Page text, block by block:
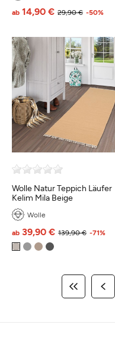
29,90 €
ab 14,90 € -50%
Wolle Natur Teppich Läufer
Kelim Mila Beige
Wolle
139,90 €
ab 39,90 € -71%